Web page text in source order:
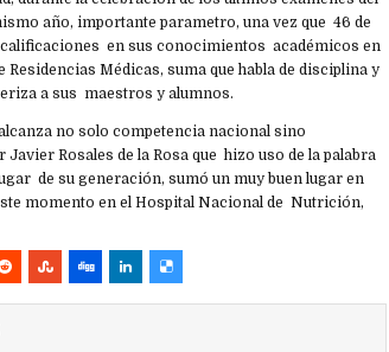
año, importante parametro, una vez que 46 de
calificaciones en sus conocimientos académicos en
Médicas, suma que habla de disciplina y
a sus maestros y alumnos.
no solo competencia nacional sino
Rosales de la Rosa que hizo uso de la palabra
de su generación, sumó un muy buen lugar en
momento en el Hospital Nacional de Nutrición,